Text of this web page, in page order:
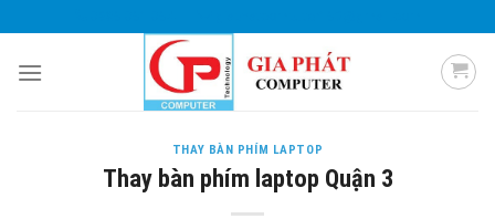
to
content
THAY BÀN PHÍM LAPTOP
Thay bàn phím laptop Quận 3